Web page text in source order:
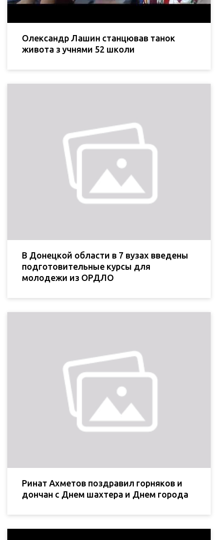
Олександр Лашин станцював танок
живота з учнями 52 школи
В Донецкой области в 7 вузах введены
подготовительные курсы для
молодежи из ОРДЛО
Ринат Ахметов поздравил горняков и
дончан с Днем шахтера и Днем города